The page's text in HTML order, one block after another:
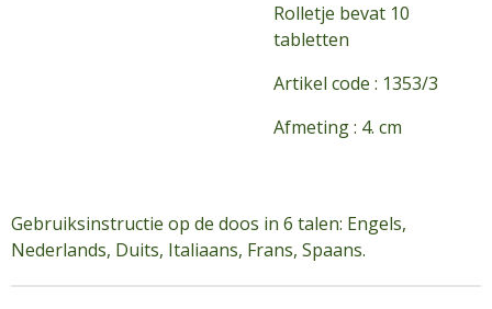
Rolletje bevat 10
tabletten
Artikel code : 1353/3
Afmeting : 4. cm
Gebruiksinstructie op de doos in 6 talen: Engels,
Nederlands, Duits, Italiaans, Frans, Spaans.